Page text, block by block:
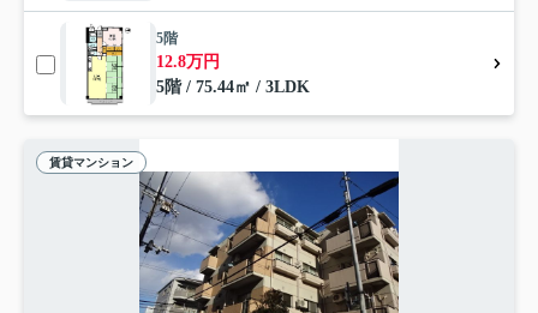
5階
12.8万円
5階 / 75.44㎡ / 3LDK
賃貸マンション